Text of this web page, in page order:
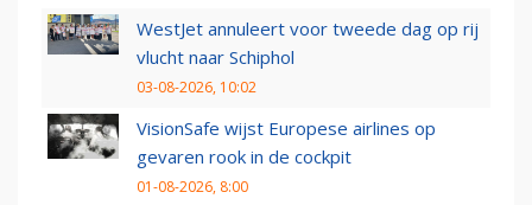
WestJet annuleert voor tweede dag op rij
vlucht naar Schiphol
03-08-2026, 10:02
VisionSafe wijst Europese airlines op
gevaren rook in de cockpit
01-08-2026, 8:00